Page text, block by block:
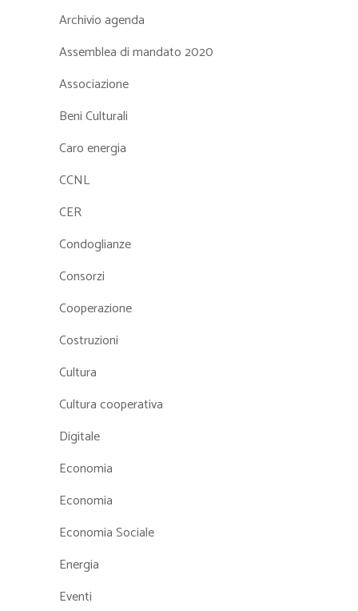
Archivio agenda
Assemblea di mandato 2020
Associazione
Beni Culturali
Caro energia
CCNL
CER
Condoglianze
Consorzi
Cooperazione
Costruzioni
Cultura
Cultura cooperativa
Digitale
Economia
Economia
Economia Sociale
Energia
Eventi